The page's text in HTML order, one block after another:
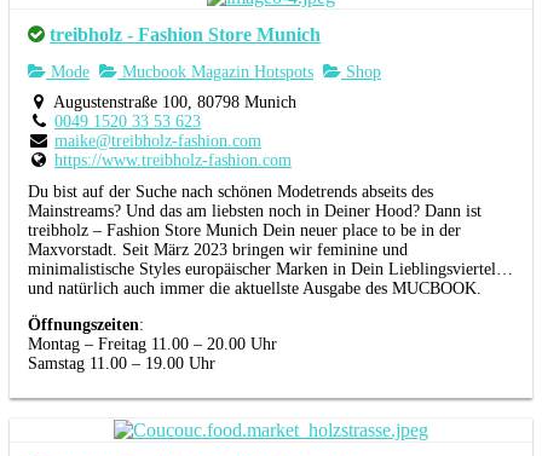
treibholz - Fashion Store Munich
Mode Mucbook Magazin Hotspots
Shop
Augustenstraße 100, 80798 Munich
0049 1520 33 53 623
maike@treibholz-fashion.com
https://www.treibholz-fashion.com
Du bist auf der Suche nach schönen Modetrends abseits des
Mainstreams? Und das am liebsten noch in Deiner Hood? Dann ist
treibholz – Fashion Store Munich Dein neuer place to be in der
Maxvorstadt. Seit März 2023 bringen wir feminine und
minimalistische Styles europäischer Marken in Dein Lieblingsviertel…
und natürlich auch immer die aktuellste Ausgabe des MUCBOOK.
Öffnungszeiten:
Montag – Freitag 11.00 – 20.00 Uhr
Samstag 11.00 – 19.00 Uhr